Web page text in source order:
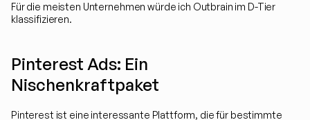
Für die meisten Unternehmen würde ich Outbrain im D-Tier
klassifizieren.
Pinterest Ads: Ein
Nischenkraftpaket
Pinterest ist eine interessante Plattform, die für bestimmte